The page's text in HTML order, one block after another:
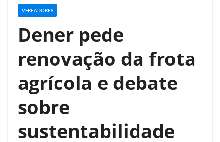
VEREADORES
Dener pede
renovação da frota
agrícola e debate
sobre
sustentabilidade